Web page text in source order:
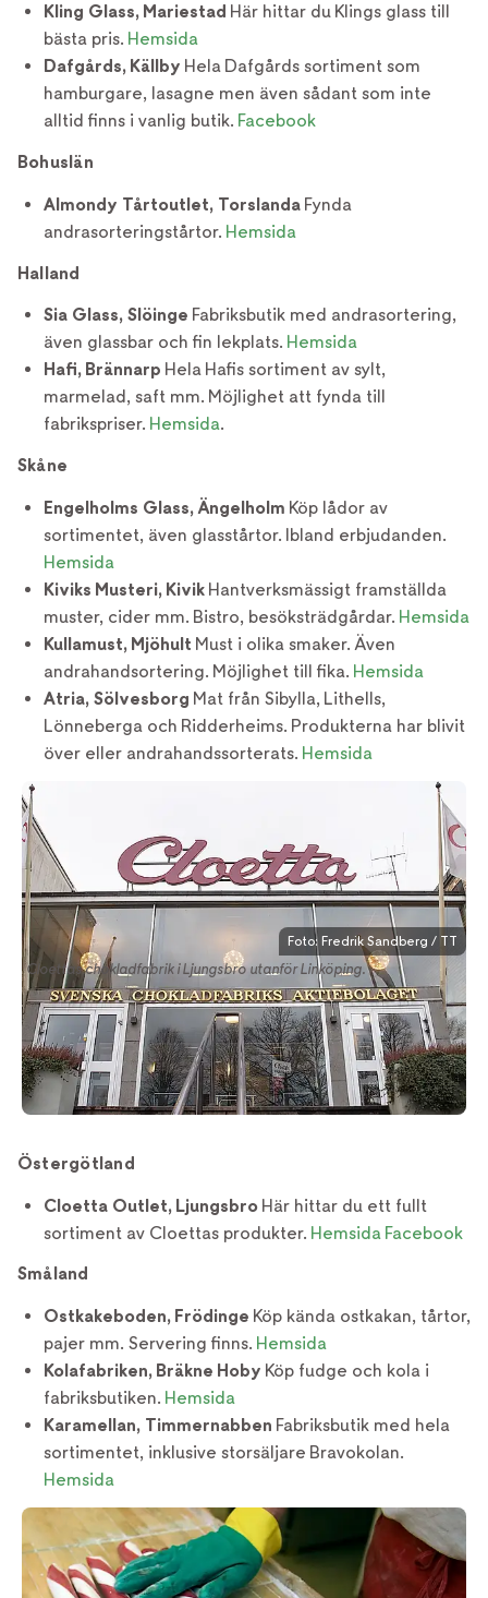
Kling Glass, Mariestad Här hittar du Klings glass till
bästa pris. Hemsida
Dafgårds, Källby Hela Dafgårds sortiment som
hamburgare, lasagne men även sådant som inte
alltid finns i vanlig butik. Facebook
Bohuslän
Almondy Tårtoutlet, Torslanda Fynda
andrasorteringstårtor. Hemsida
Halland
Sia Glass, Slöinge Fabriksbutik med andrasortering,
även glassbar och fin lekplats. Hemsida
Hafi, Brännarp Hela Hafis sortiment av sylt,
marmelad, saft mm. Möjlighet att fynda till
fabrikspriser. Hemsida.
Skåne
Engelholms Glass, Ängelholm Köp lådor av
sortimentet, även glasstårtor. Ibland erbjudanden.
Hemsida
Kiviks Musteri, Kivik Hantverksmässigt framställda
muster, cider mm. Bistro, besöksträdgårdar. Hemsida
Kullamust, Mjöhult Must i olika smaker. Även
andrahandsortering. Möjlighet till fika. Hemsida
Atria, Sölvesborg Mat från Sibylla, Lithells,
Lönneberga och Ridderheims. Produkterna har blivit
över eller andrahandssorterats. Hemsida
Cloettas chokladfabrik i Ljungsbro utanför Linköping.
Foto: Fredrik Sandberg / TT
Östergötland
Cloetta Outlet, Ljungsbro Här hittar du ett fullt
sortiment av Cloettas produkter. Hemsida Facebook
Småland
Ostkakeboden, Frödinge Köp kända ostkakan, tårtor,
pajer mm. Servering finns. Hemsida
Kolafabriken, Bräkne Hoby Köp fudge och kola i
fabriksbutiken. Hemsida
Karamellan, Timmernabben Fabriksbutik med hela
sortimentet, inklusive storsäljare Bravokolan.
Hemsida